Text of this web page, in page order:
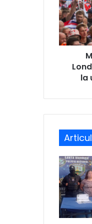
Londres
ante
marchas
opuestas
de
la